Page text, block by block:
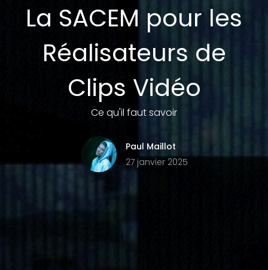
La SACEM pour les
Réalisateurs de
Clips Vidéo
Ce qu'il faut savoir
Paul Maillot
27 janvier 2025